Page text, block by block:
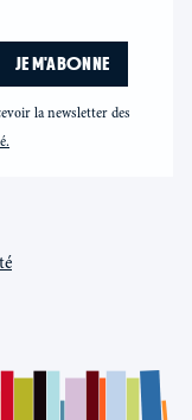
la newsletter des